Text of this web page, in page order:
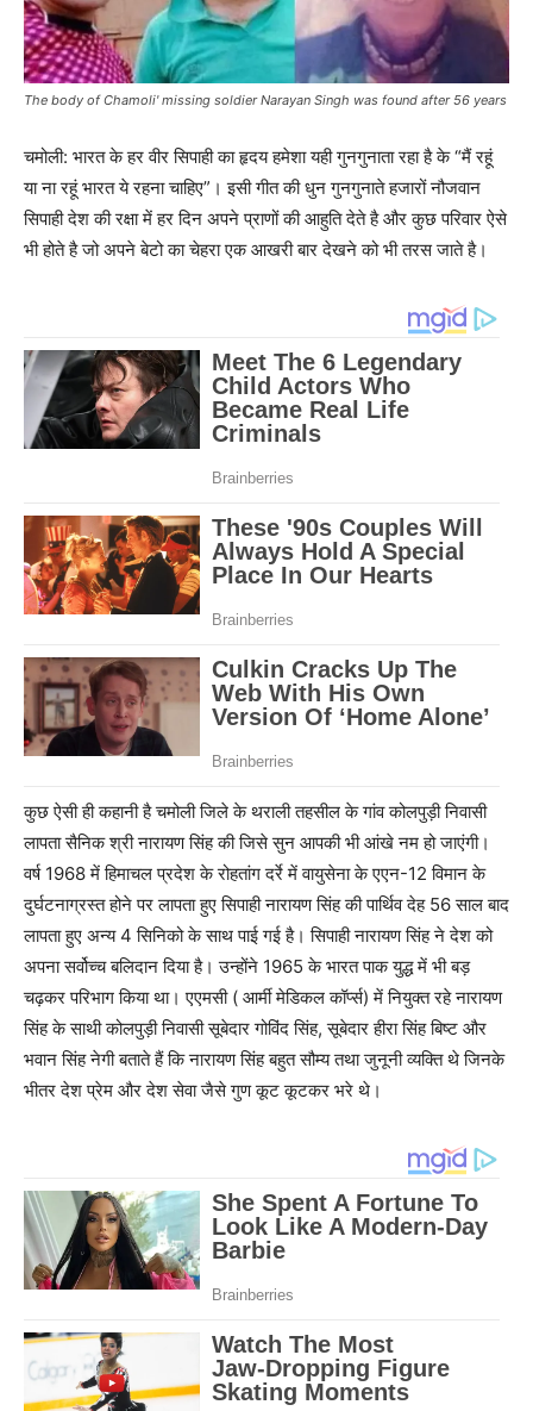
The body of Chamoli' missing soldier Narayan Singh was found after 56 years
चमोली: भारत के हर वीर सिपाही का हृदय हमेशा यही गुनगुनाता रहा है के “मैं रहूं
या ना रहूं भारत ये रहना चाहिए”। इसी गीत की धुन गुनगुनाते हजारों नौजवान
सिपाही देश की रक्षा में हर दिन अपने प्राणों की आहुति देते है और कुछ परिवार ऐसे
भी होते है जो अपने बेटो का चेहरा एक आखरी बार देखने को भी तरस जाते है।
कुछ ऐसी ही कहानी है चमोली जिले के थराली तहसील के गांव कोलपुड़ी निवासी
लापता सैनिक श्री नारायण सिंह की जिसे सुन आपकी भी आंखे नम हो जाएंगी।
वर्ष 1968 में हिमाचल प्रदेश के रोहतांग दर्रे में वायुसेना के एएन-12 विमान के
दुर्घटनाग्रस्त होने पर लापता हुए सिपाही नारायण सिंह की पार्थिव देह 56 साल बाद
लापता हुए अन्य 4 सिनिको के साथ पाई गई है। सिपाही नारायण सिंह ने देश को
अपना सर्वोच्च बलिदान दिया है। उन्होंने 1965 के भारत पाक युद्ध में भी बड़
चढ़कर परिभाग किया था। एएमसी ( आर्मी मेडिकल कॉर्प्स) में नियुक्त रहे नारायण
सिंह के साथी कोलपुड़ी निवासी सूबेदार गोविंद सिंह, सूबेदार हीरा सिंह बिष्ट और
भवान सिंह नेगी बताते हैं कि नारायण सिंह बहुत सौम्य तथा जुनूनी व्यक्ति थे जिनके
भीतर देश प्रेम और देश सेवा जैसे गुण कूट कूटकर भरे थे।